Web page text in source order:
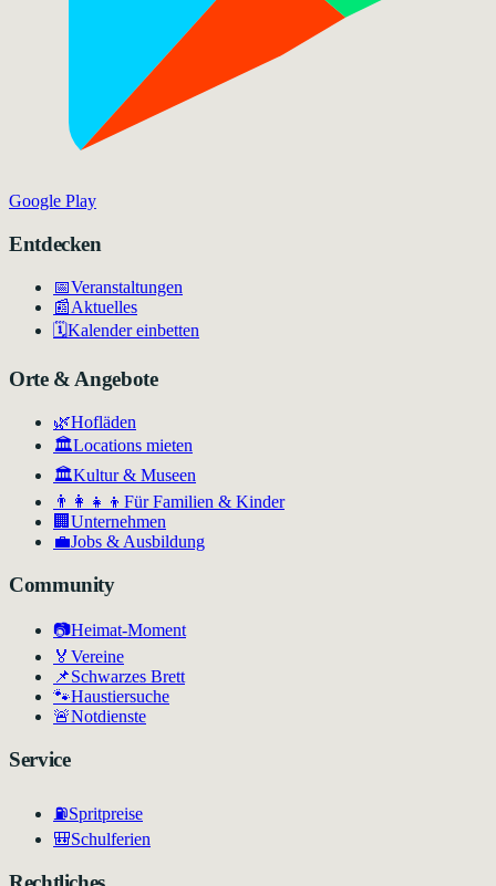
Google Play
Entdecken
📅Veranstaltungen
📰Aktuelles
🗓️Kalender einbetten
Orte & Angebote
🌿Hofläden
🏛️Locations mieten
🏛Kultur & Museen
👨‍👩‍👧‍👦 Für Familien & Kinder
🏢 Unternehmen
💼Jobs & Ausbildung
Community
📷Heimat-Moment
🏅 Vereine
📌Schwarzes Brett
🐾Haustiersuche
🚨Notdienste
Service
⛽Spritpreise
🎒Schulferien